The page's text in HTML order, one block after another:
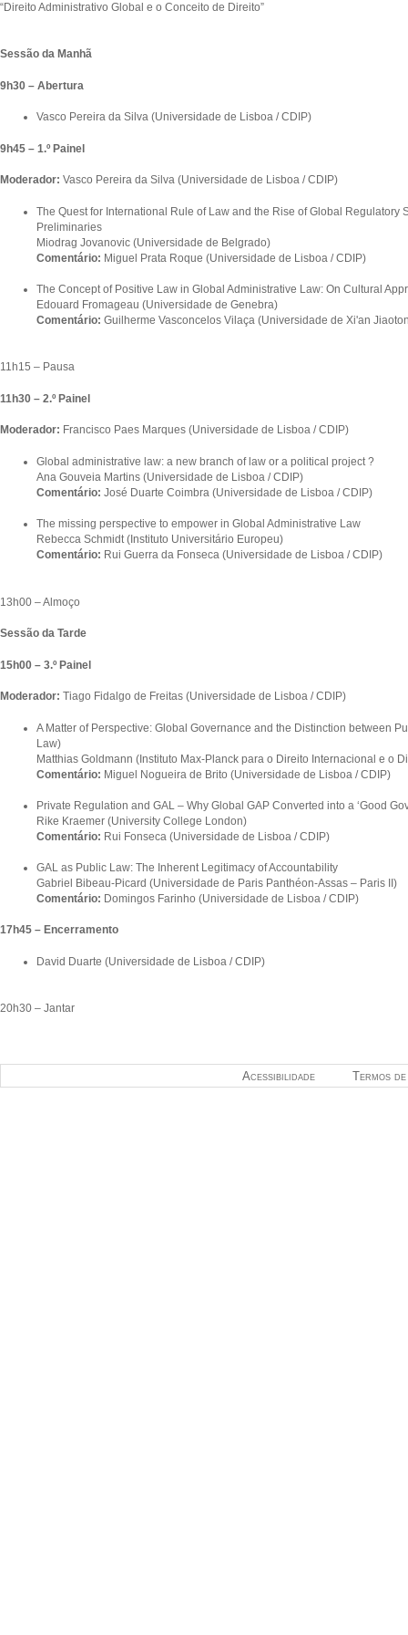
“Direito Administrativo Global e o Conceito de Direito”
Sessão da Manhã
9h30 – Abertura
Vasco Pereira da Silva (Universidade de Lisboa / CDIP)
9h45 – 1.º Painel
Moderador: Vasco Pereira da Silva (Universidade de Lisboa / CDIP)
The Quest for International Rule of Law and the Rise of Global Regulatory
Preliminaries
Miodrag Jovanovic (Universidade de Belgrado)
Comentário: Miguel Prata Roque (Universidade de Lisboa / CDIP)
The Concept of Positive Law in Global Administrative Law: On Cultural
Edouard Fromageau (Universidade de Genebra)
Comentário: Guilherme Vasconcelos Vilaça (Universidade de Xi'an
11h15 – Pausa
11h30 – 2.º Painel
Moderador: Francisco Paes Marques (Universidade de Lisboa / CDIP)
Global administrative law: a new branch of law or a political project ?
Ana Gouveia Martins (Universidade de Lisboa / CDIP)
Comentário: José Duarte Coimbra (Universidade de Lisboa / CDIP)
The missing perspective to empower in Global Administrative Law
Rebecca Schmidt (Instituto Universitário Europeu)
Comentário: Rui Guerra da Fonseca (Universidade de Lisboa / CDIP)
13h00 – Almoço
Sessão da Tarde
15h00 – 3.º Painel
Moderador: Tiago Fidalgo de Freitas (Universidade de Lisboa / CDIP)
A Matter of Perspective: Global Governance and the Distinction between
Law)
Matthias Goldmann (Instituto Max-Planck para o Direito Internacional e o
Comentário: Miguel Nogueira de Brito (Universidade de Lisboa / CDIP)
Private Regulation and GAL – Why Global GAP Converted into a ‘Good
Rike Kraemer (University College London)
Comentário: Rui Fonseca (Universidade de Lisboa / CDIP)
GAL as Public Law: The Inherent Legitimacy of Accountability
Gabriel Bibeau-Picard (Universidade de Paris Panthéon-Assas – Paris II)
Comentário: Domingos Farinho (Universidade de Lisboa / CDIP)
17h45 – Encerramento
David Duarte (Universidade de Lisboa / CDIP)
20h30 – Jantar
Termos
Acessibilidade